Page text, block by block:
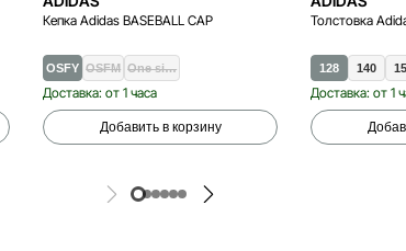
Кепка Adidas BASEBALL CAP
OSFY OSFM One si…
Доставка: от 1 часа
Добавить в корзину
Толстовка
128 140
Доставка: от 1